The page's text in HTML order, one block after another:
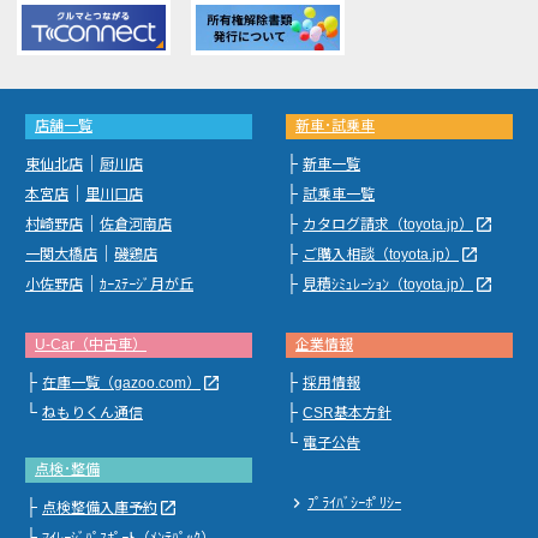
店舗一覧
東仙北店
厨川店
本宮店
里川口店
村崎野店
佐倉河南店
一関大橋店
磯鶏店
小佐野店
ｶｰｽﾃｰｼﾞ月が丘
新車･試乗車
├ 新車一覧
├ 試乗車一覧
├ カタログ請求（toyota.jp）
launch
├ ご購入相談（toyota.jp）
launch
├ 見積ｼﾐｭﾚｰｼｮﾝ（toyota.jp） launch
U-Car（中古車）
├ 在庫一覧（gazoo.com）
launch
└ ねもりくん通信
点検･整備
├ 点検整備入庫予約 launch
企業情報
├ 採用情報
├ CSR基本方針
└ 電子公告
chevron_right ﾌﾟﾗｲﾊﾞｼｰﾎﾟﾘｼｰ